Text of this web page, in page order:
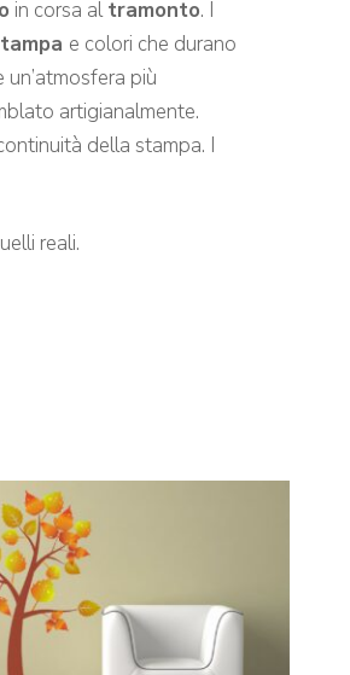
in corsa altramonto. I
e colori che durano
più
artigianalmente.
della stampa. I
reali.